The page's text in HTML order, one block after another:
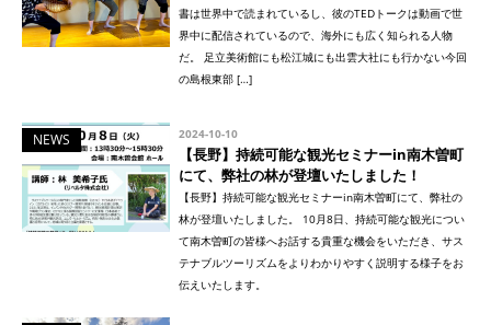
書は世界中で読まれているし、彼のTEDトークは動画で世
界中に配信されているので、海外にも広く知られる人物
だ。 足立美術館にも松江城にも出雲大社にも行かない今回
の島根東部 […]
NEWS 2024-10-10
【長野】持続可能な観光セミナーin南木曽町
にて、弊社の林が登壇いたしました！
【長野】持続可能な観光セミナーin南木曽町にて、弊社の
林が登壇いたしました。 10月8日、持続可能な観光につい
て南木曽町の皆様へお話する貴重な機会をいただき、サス
テナブルツーリズムをよりわかりやすく説明する様子をお
伝えいたします。